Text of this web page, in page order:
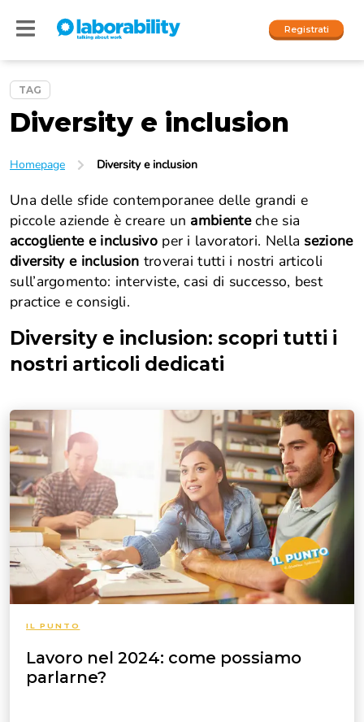
Registrati
Accedi
Company
TAG
Diversity e inclusion
Homepage Diversity e inclusion
Una delle sfide contemporanee delle grandi e
piccole aziende è creare un ambienteche sia
accogliente e inclusivoper i lavoratori. Nella sezione
diversity e inclusion troverai tutti i nostri articoli
sull’argomento: interviste, casi di successo, best
practice e consigli.
Diversity e inclusion: scopri tutti i
nostri articoli dedicati
IL PUNTO
Lavoro nel 2024: come possiamo
parlarne?